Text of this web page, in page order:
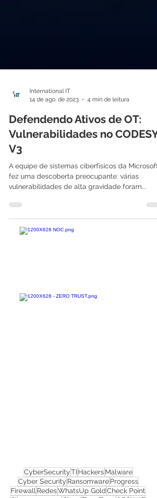
14 de ago. de 2023
4 min de leitura
Defendendo Ativos de OT:
Vulnerabilidades no
V3
A equipe de sistemas ciberfísicos da Microsoft
vulnerabilidades de alta gravidade foram...
CyberSecurityTIHackersMalware